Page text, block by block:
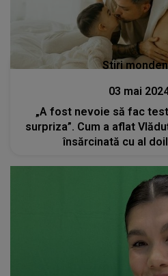
Stiri
03 mai
„A fost nevoie să fac
surpriza”. Cum a aflat
însărcinată cu al